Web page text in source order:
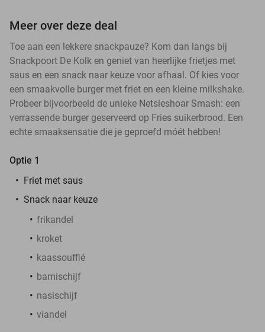
Meer over deze deal
Toe aan een lekkere snackpauze? Kom dan langs bij
Snackpoort De Kolk en geniet van heerlijke frietjes met
saus en een snack naar keuze voor afhaal. Of kies voor
een smaakvolle burger met friet en een kleine milkshake.
Probeer bijvoorbeeld de unieke Netsieshoar Smash: een
verrassende burger geserveerd op Fries suikerbrood. Een
echte smaaksensatie die je geproefd móét hebben!
Optie 1
Friet met saus
Snack naar keuze
frikandel
kroket
kaassoufflé
bamischijf
nasischijf
viandel